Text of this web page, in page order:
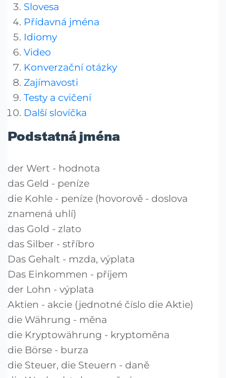
Slovesa
Přídavná jména
Idiomy
Video
Konverzační otázky
Zajímavosti
Testy a cvičení
Další slovíčka
Podstatná jména
der Wert - hodnota
das Geld - peníze
die Kohle - peníze (hovorově - doslova
znamená uhlí)
das Gold - zlato
das Silber - stříbro
Das Gehalt - mzda, výplata
Das Einkommen - příjem
der Lohn - výplata
Aktien - akcie (jednotné číslo die Aktie)
die Währung - měna
die Kryptowährung - kryptoměna
die Börse - burza
die Steuer, die Steuern - daně